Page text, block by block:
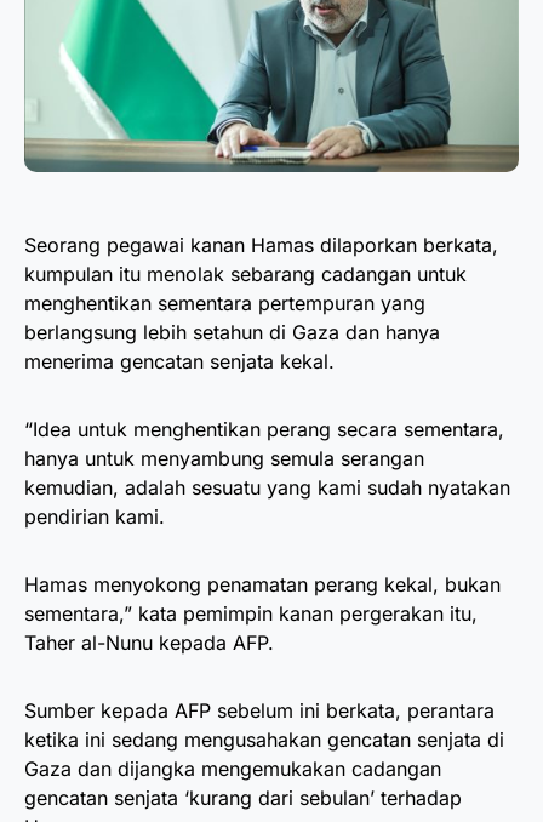
Seorang pegawai kanan Hamas dilaporkan berkata,
kumpulan itu menolak sebarang cadangan untuk
menghentikan sementara pertempuran yang
berlangsung lebih setahun di Gaza dan hanya
menerima gencatan senjata kekal.
“Idea untuk menghentikan perang secara sementara,
hanya untuk menyambung semula serangan
kemudian, adalah sesuatu yang kami sudah nyatakan
pendirian kami.
Hamas menyokong penamatan perang kekal, bukan
sementara,” kata pemimpin kanan pergerakan itu,
Taher al-Nunu kepada AFP.
Sumber kepada AFP sebelum ini berkata, perantara
ketika ini sedang mengusahakan gencatan senjata di
Gaza dan dijangka mengemukakan cadangan
gencatan senjata ‘kurang dari sebulan’ terhadap